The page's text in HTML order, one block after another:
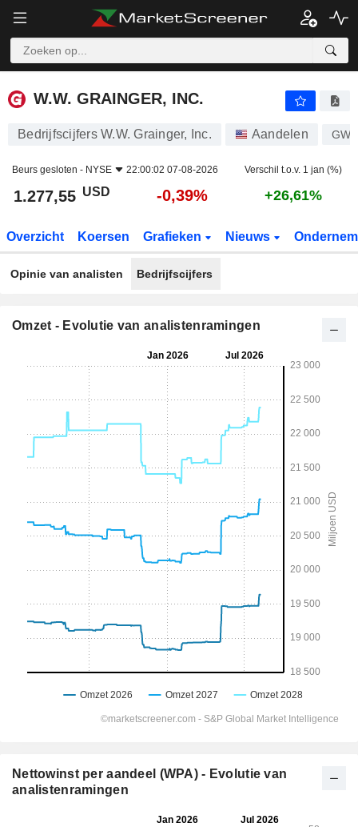
W.W. GRAINGER, INC.
W.W. GRAINGER, INC.
Bedrijfscijfers W.W. Grainger, Inc. Aandelen
Beurs gesloten - NYSE 22:00:02 07-08-2026 Verschil t.o.v. 1 jan (%)
1.277,55 USD -0,39% +26,61%
Overzicht Koersen Grafieken Nieuws
Opinie van analisten Bedrijfscijfers
Omzet - Evolutie van analistenramingen
Nettowinst per aandeel (WPA) - Evolutie van
analistenramingen